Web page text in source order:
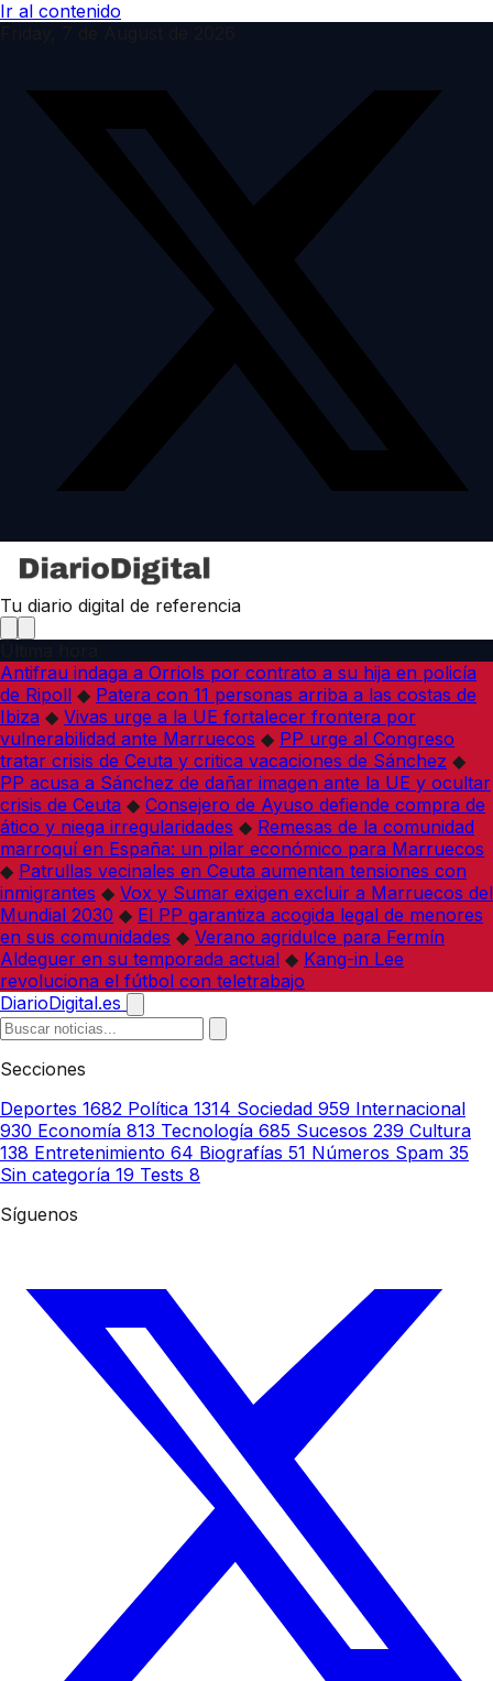
Ir al contenido
Tu diario digital de referencia
Antifrau indaga a Orriols por contrato a su hija en policía
de Ripoll ◆ Patera con 11 personas arriba a las costas de
Ibiza ◆ Vivas urge a la UE fortalecer frontera por
vulnerabilidad ante Marruecos ◆ PP urge al Congreso
tratar crisis de Ceuta y critica vacaciones de Sánchez ◆
PP acusa a Sánchez de dañar imagen ante la UE y ocultar
crisis de Ceuta ◆ Consejero de Ayuso defiende compra de
ático y niega irregularidades ◆ Remesas de la comunidad
marroquí en España: un pilar económico para Marruecos
◆ Patrullas vecinales en Ceuta aumentan tensiones con
inmigrantes ◆ Vox y Sumar exigen excluir a Marruecos del
Mundial 2030 ◆ El PP garantiza acogida legal de menores
en sus comunidades ◆ Verano agridulce para Fermín
Aldeguer en su temporada actual ◆ Kang-in Lee
revoluciona el fútbol con teletrabajo
DiarioDigital.es
Secciones
Deportes 1682 Política 1314 Sociedad 959 Internacional
930 Economía 813 Tecnología 685 Sucesos 239 Cultura
138 Entretenimiento 64 Biografías 51 Números Spam 35
Sin categoría 19 Tests 8
Síguenos